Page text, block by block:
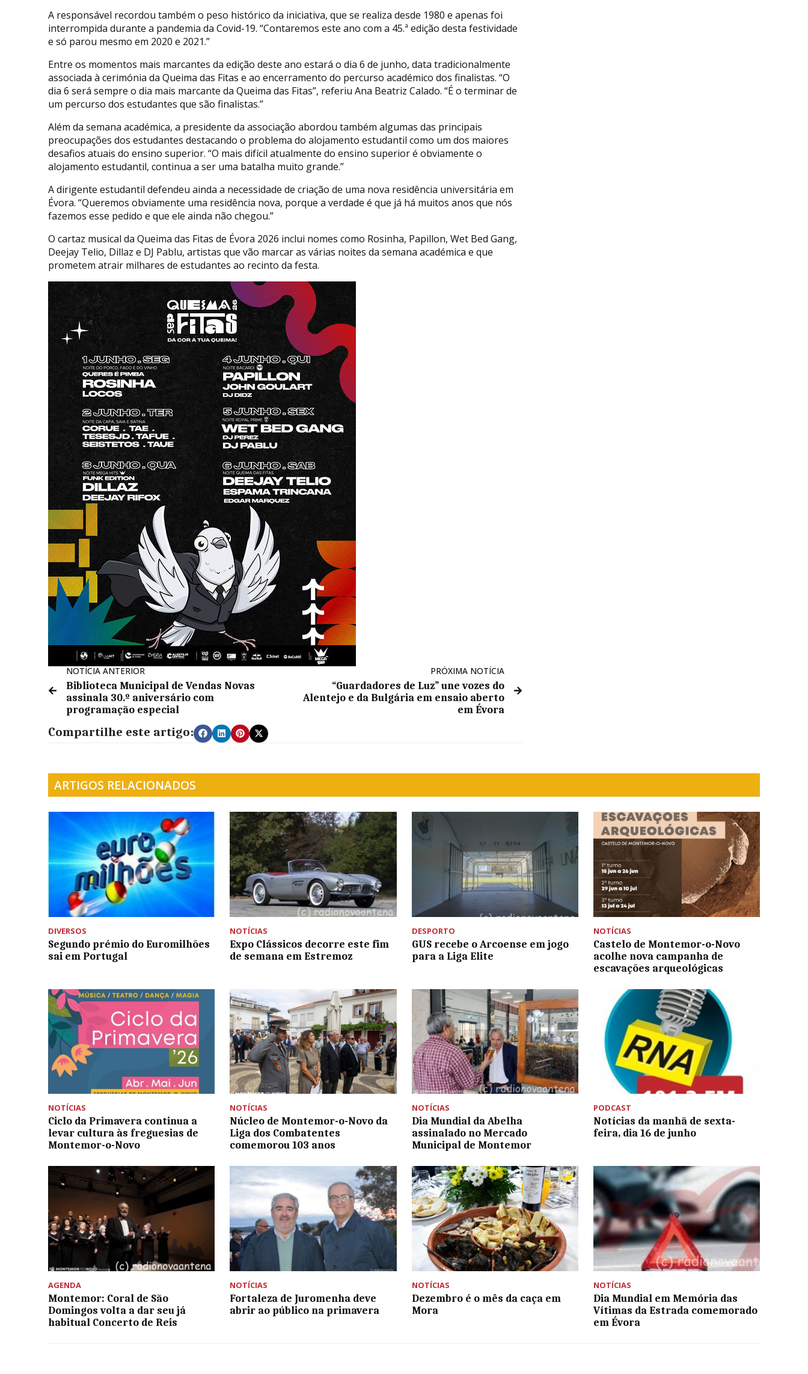
A responsável recordou também o peso histórico da iniciativa, que se realiza desde 1980 e apenas foi
interrompida durante a pandemia da Covid-19. “Contaremos este ano com a 45.ª edição desta festividade
e só parou mesmo em 2020 e 2021.”
Entre os momentos mais marcantes da edição deste ano estará o dia 6 de junho, data tradicionalmente
associada à cerimónia da Queima das Fitas e ao encerramento do percurso académico dos finalistas. “O
dia 6 será sempre o dia mais marcante da Queima das Fitas”, referiu Ana Beatriz Calado. “É o terminar de
um percurso dos estudantes que são finalistas.”
Além da semana académica, a presidente da associação abordou também algumas das principais
preocupações dos estudantes destacando o problema do alojamento estudantil como um dos maiores
desafios atuais do ensino superior. “O mais difícil atualmente do ensino superior é obviamente o
alojamento estudantil, continua a ser uma batalha muito grande.”
A dirigente estudantil defendeu ainda a necessidade de criação de uma nova residência universitária em
Évora. “Queremos obviamente uma residência nova, porque a verdade é que já há muitos anos que nós
fazemos esse pedido e que ele ainda não chegou.”
O cartaz musical da Queima das Fitas de Évora 2026 inclui nomes como Rosinha, Papillon, Wet Bed Gang,
Deejay Telio, Dillaz e DJ Pablu, artistas que vão marcar as várias noites da semana académica e que
prometem atrair milhares de estudantes ao recinto da festa.
NOTÍCIA ANTERIOR
Biblioteca Municipal de Vendas Novas
assinala 30.º aniversário com
programação especial
PRÓXIMA NOTÍCIA
“Guardadores de Luz” une vozes do
Alentejo e da Bulgária em ensaio aberto
em Évora
Compartilhe este artigo:
ARTIGOS RELACIONADOS
DIVERSOS
Segundo prémio do Euromilhões
sai em Portugal
NOTÍCIAS
Expo Clássicos decorre este fim
de semana em Estremoz
DESPORTO
GUS recebe o Arcoense em jogo
para a Liga Elite
NOTÍCIAS
Castelo de Montemor-o-Novo
acolhe nova campanha de
escavações arqueológicas
NOTÍCIAS
Ciclo da Primavera continua a
levar cultura às freguesias de
Montemor-o-Novo
NOTÍCIAS
Núcleo de Montemor-o-Novo da
Liga dos Combatentes
comemorou 103 anos
NOTÍCIAS
Dia Mundial da Abelha
assinalado no Mercado
Municipal de Montemor
PODCAST
Notícias da manhã de sexta-
feira, dia 16 de junho
AGENDA
Montemor: Coral de São
Domingos volta a dar seu já
habitual Concerto de Reis
NOTÍCIAS
Fortaleza de Juromenha deve
abrir ao público na primavera
NOTÍCIAS
Dezembro é o mês da caça em
Mora
NOTÍCIAS
Dia Mundial em Memória das
Vítimas da Estrada comemorado
em Évora